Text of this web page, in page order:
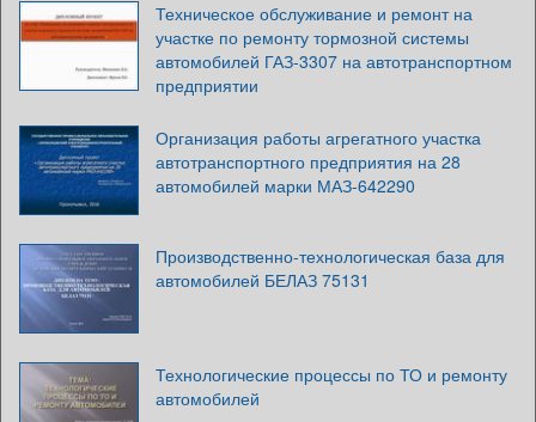
Техническое обслуживание и ремонт на
участке по ремонту тормозной системы
автомобилей ГАЗ-3307 на автотранспортном
предприятии
Организация работы агрегатного участка
автотранспортного предприятия на 28
автомобилей марки МАЗ-642290
Производственно-технологическая база для
автомобилей БЕЛАЗ 75131
Технологические процессы по ТО и ремонту
автомобилей